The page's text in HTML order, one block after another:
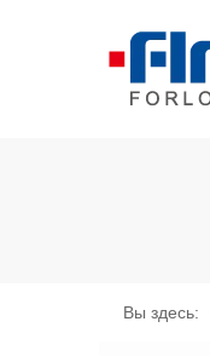
Вы здесь: